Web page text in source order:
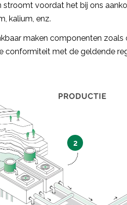
voordat het bij ons
kalium, enz.
maken componenten
conformiteit met de geldende
2